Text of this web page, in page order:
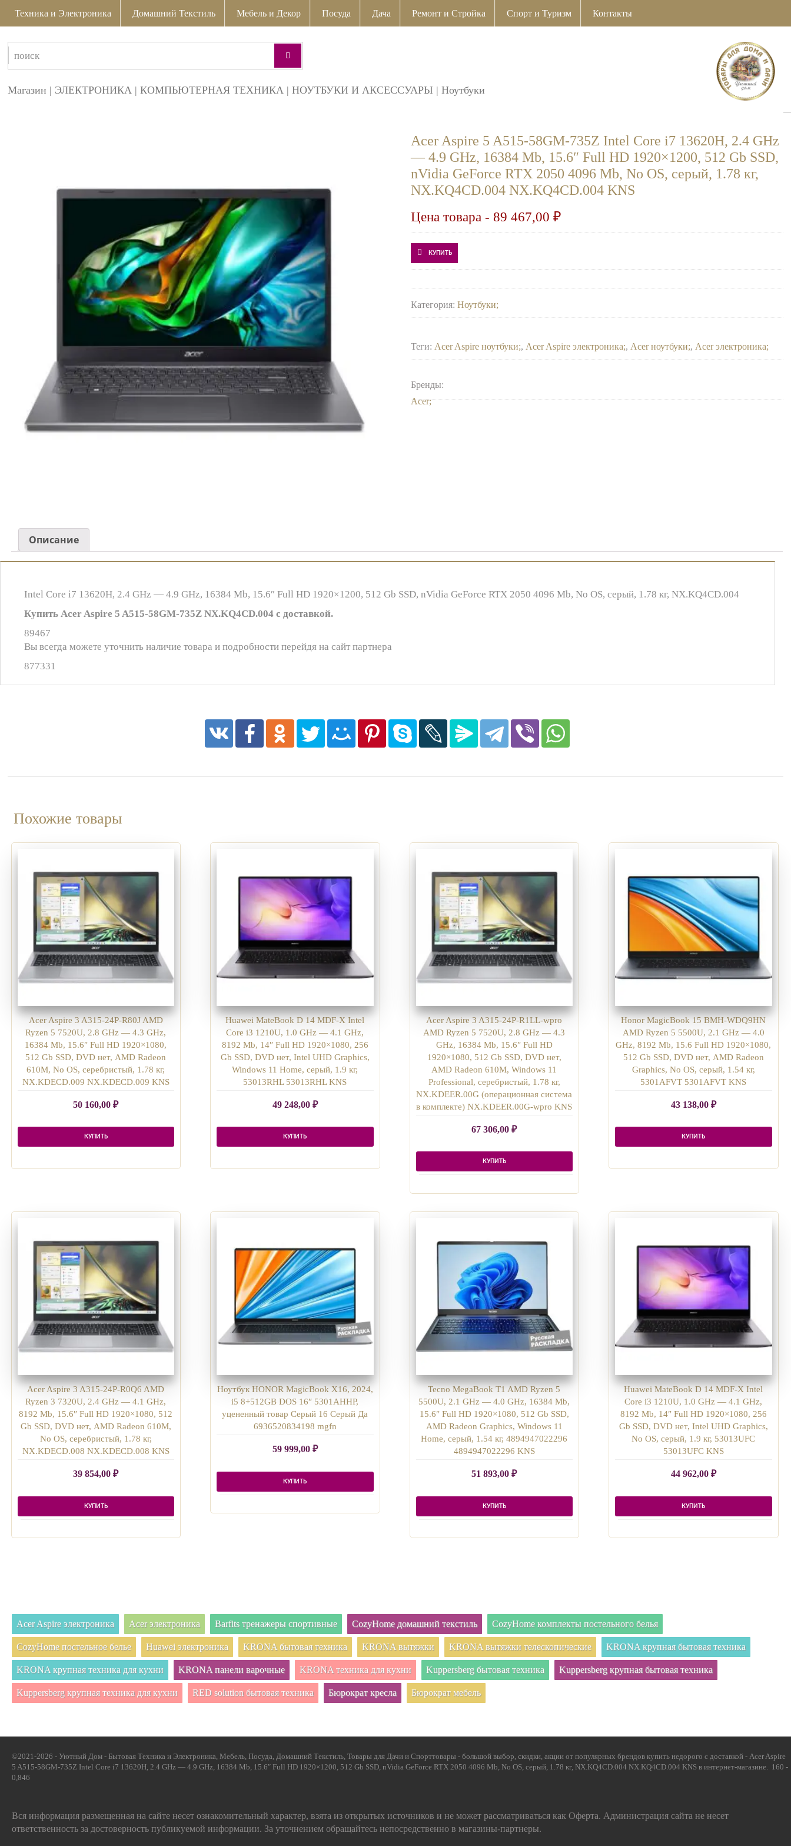
Техника и Электроника Домашний Текстиль Мебель и Декор Посуда Дача Ремонт и Стройка Спорт и Туризм Контакты
Магазин | ЭЛЕКТРОНИКА |КОМПЬЮТЕРНАЯ ТЕХНИКА |НОУТБУКИ И АКСЕССУАРЫ |Ноутбуки
Acer Aspire 5 A515-58GM-735Z Intel Core i7 13620H, 2.4 GHz
— 4.9 GHz, 16384 Mb, 15.6″ Full HD 1920×1200, 512 Gb SSD,
nVidia GeForce RTX 2050 4096 Mb, No OS, серый, 1.78 кг,
NX.KQ4CD.004 NX.KQ4CD.004 KNS
Цена товара - 89 467,00₽
КУПИТЬ
Категория:Ноутбуки
Теги: Acer Aspire ноутбуки , Acer Aspire электроника , Acer ноутбуки , Acer электроника
Бренды:
Acer
Описание
Intel Core i7 13620H, 2.4 GHz — 4.9 GHz, 16384 Mb, 15.6″ Full HD 1920×1200, 512 Gb SSD, nVidia GeForce RTX 2050 4096 Mb, No OS, серый, 1.78 кг, NX.KQ4CD.004
Купить Acer Aspire 5 A515-58GM-735Z NX.KQ4CD.004 с доставкой.
89467
Вы всегда можете уточнить наличие товара и подробности перейдя на сайт партнера
877331
Похожие товары
Acer Aspire 3 A315-24P-R80J AMD
Ryzen 5 7520U, 2.8 GHz — 4.3 GHz,
16384 Mb, 15.6″ Full HD 1920×1080,
512 Gb SSD, DVD нет, AMD Radeon
610M, No OS, серебристый, 1.78 кг,
NX.KDECD.009 NX.KDECD.009 KNS
50 160,00₽
КУПИТЬ
Huawei MateBook D 14 MDF-X Intel
Core i3 1210U, 1.0 GHz — 4.1 GHz,
8192 Mb, 14″ Full HD 1920×1080, 256
Gb SSD, DVD нет, Intel UHD Graphics,
Windows 11 Home, серый, 1.9 кг,
53013RHL 53013RHL KNS
49 248,00 ₽
КУПИТЬ
Acer Aspire 3 A315-24P-R1LL-wpro
AMD Ryzen 5 7520U, 2.8 GHz — 4.3
GHz, 16384 Mb, 15.6″ Full HD
1920×1080, 512 Gb SSD, DVD нет,
AMD Radeon 610M, Windows 11
Professional, серебристый, 1.78 кг,
NX.KDEER.00G (операционная система
в комплекте) NX.KDEER.00G-wpro KNS
67 306,00₽
КУПИТЬ
Honor MagicBook 15 BMH-WDQ9HN
AMD Ryzen 5 5500U, 2.1 GHz — 4.0
GHz, 8192 Mb, 15.6 Full HD 1920×1080,
512 Gb SSD, DVD нет, AMD Radeon
Graphics, No OS, серый, 1.54 кг,
5301AFVT 5301AFVT KNS
43 138,00 ₽
КУПИТЬ
Acer Aspire 3 A315-24P-R0Q6 AMD
Ryzen 3 7320U, 2.4 GHz — 4.1 GHz,
8192 Mb, 15.6″ Full HD 1920×1080, 512
Gb SSD, DVD нет, AMD Radeon 610M,
No OS, серебристый, 1.78 кг,
NX.KDECD.008 NX.KDECD.008 KNS
39 854,00₽
КУПИТЬ
Ноутбук HONOR MagicBook X16, 2024,
i5 8+512GB DOS 16″ 5301AHHP,
уцененный товар Серый 16 Серый Да
6936520834198 mgfn
59 999,00 ₽
КУПИТЬ
Tecno MegaBook T1 AMD Ryzen 5
5500U, 2.1 GHz — 4.0 GHz, 16384 Mb,
15.6″ Full HD 1920×1080, 512 Gb SSD,
AMD Radeon Graphics, Windows 11
Home, серый, 1.54 кг, 4894947022296
4894947022296 KNS
51 893,00₽
КУПИТЬ
Huawei MateBook D 14 MDF-X Intel
Core i3 1210U, 1.0 GHz — 4.1 GHz,
8192 Mb, 14″ Full HD 1920×1080, 256
Gb SSD, DVD нет, Intel UHD Graphics,
No OS, серый, 1.9 кг, 53013UFC
53013UFC KNS
44 962,00 ₽
КУПИТЬ
Acer Aspire электроника Acer электроника Barfits тренажеры спортивные CozyHome домашний текстиль CozyHome комплекты постельного белья
CozyHome постельное белье Huawei электроника KRONA бытовая техника KRONA вытяжки KRONA вытяжки телескопические KRONA крупная бытовая техника
KRONA крупная техника для кухни KRONA панели варочные KRONA техника для кухни Kuppersberg бытовая техника Kuppersberg крупная бытовая техника
Kuppersberg крупная техника для кухни RED solution бытовая техника Бюрократ кресла Бюрократ мебель
©2021-2026 - Уютный Дом - Бытовая Техника и Электроника, Мебель, Посуда, Домашний Текстиль, Товары для Дачи и Спорттовары - большой выбор, скидки, акции от популярных брендов купить недорого с доставкой - Acer Aspire
5 A515-58GM-735Z Intel Core i7 13620H, 2.4 GHz — 4.9 GHz, 16384 Mb, 15.6″ Full HD 1920×1200, 512 Gb SSD, nVidia GeForce RTX 2050 4096 Mb, No OS, серый, 1.78 кг, NX.KQ4CD.004 NX.KQ4CD.004 KNS в интернет-магазине. 160 -
0,846
Вся информация размещенная на сайте несет ознакомительный характер, взята из открытых источников и не может рассматриваться как Оферта. Администрация сайта не несет
ответственность за достоверность публикуемой информации. За уточнением обращайтесь непосредственно в магазины-партнеры.